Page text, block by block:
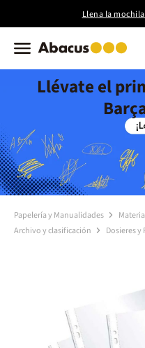
Llena la
Llévate el
Papelería y Manualidades
Archivo y clasificación
Dosieres